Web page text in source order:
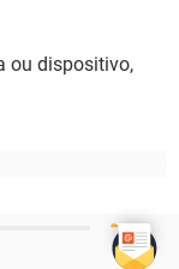
ou dispositivo,